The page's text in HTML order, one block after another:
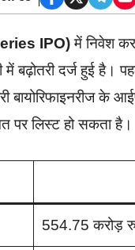
IPO)में निवेश
में बढ़ोतरी दर्ज हुई
बायोरिफाइनरीज
पर लिस्ट हो सकता है।
554.75 करोड़